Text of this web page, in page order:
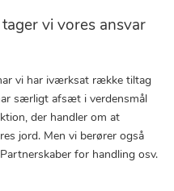
vi vores ansvar
vi har iværksat række tiltag
særligt afsæt i verdensmål
der handler om at
jord. Men vi berører også
for handling osv.